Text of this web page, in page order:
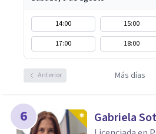
14:00 15:00
17:00
18:00
Anterior Más días
6 Gabriela